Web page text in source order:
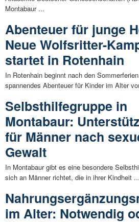
Montabaur ...
Abenteuer für junge
Neue Wolfsritter-
startet in Rotenhain
In Rotenhain beginnt nach den
spannendes Abenteuer für Kinder im Alter
Selbsthilfegruppe in
Montabaur:
für Männer nach
Gewalt
In Montabaur gibt es eine besondere
sich an Männer richtet, die in ihrer Kindheit ...
im Alter: Notwendig